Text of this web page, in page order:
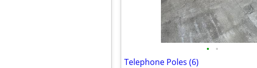
• •
Telephone Poles (6)